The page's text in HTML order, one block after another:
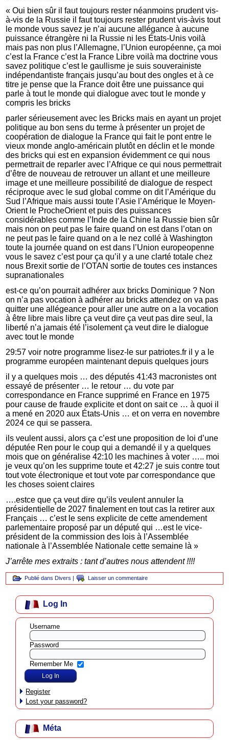
« Oui bien sûr il faut toujours rester néanmoins prudent vis-
à-vis de la Russie il faut toujours rester prudent vis-àvis tout
le monde vous savez je n’ai aucune allégance à aucune
puissance étrangère ni la Russie ni les États-Unis voilà
mais pas non plus l’Allemagne, l’Union européenne, ça moi
c’est la France c’est la France Libre voilà ma doctrine vous
savez politique c’est le gaullisme je suis souverainiste
indépendantiste français jusqu’au bout des ongles et à ce
titre je pense que la France doit être une puissance qui
parle à tout le monde qui dialogue avec tout le monde y
compris les bricks
parler sérieusement avec les Bricks mais en ayant un projet
politique au bon sens du terme à présenter un projet de
coopération de dialogue la France qui fait le pont entre le
vieux monde anglo-américain plutôt en déclin et le monde
des bricks qui est en expansion évidemment ce qui nous
permettrait de reparler avec l’Afrique ce qui nous permettrait
d’être de nouveau de retrouver un allant et une meilleure
image et une meilleure possibilité de dialogue de respect
réciproque avec le sud global comme on dit l’Amérique du
Sud l’Afrique mais aussi toute l’Asie l’Amérique le Moyen-
Orient le ProcheOrient et puis des puissances
considérables comme l’Inde de la Chine la Russie bien sûr
mais non on peut pas le faire quand on est dans l’otan on
ne peut pas le faire quand on a le nez collé à Washington
toute la journée quand on est dans l’Union europeopenne
vous le savez c’est pour ça qu’il y a une clarté totale chez
nous Brexit sortie de l’OTAN sortie de toutes ces instances
supranationales
est-ce qu’on pourrait adhérer aux bricks Dominique ? Non
on n’a pas vocation à adhérer au bricks attendez on va pas
quitter une allégeance pour aller une autre on a la vocation
à être libre mais libre ça veut dire ça veut pas dire seul, la
liberté n’a jamais été l’isolement ça veut dire le dialogue
avec tout le monde
29:57 voir notre programme lisez-le sur patriotes.fr il y a le
programme européen maintenant depuis quelques jours
il y a quelques mois … des députés 41:43 macronistes ont
essayé de présenter … le retour … du vote par
correspondance en France supprimé en France en 1975
pour cause de fraude explicite et dont on sait ce … à quoi il
a mené en 2020 aux États-Unis … et on verra en novembre
2024 ce qui se passera.
ils veulent aussi, alors ça c’est une proposition de loi d’une
députée Ren pour le coup qui a demandé il y a quelques
mois que on généralise 42:10 les machines à voter ….. moi
je veux qu’on les supprime toute et 42:27 je suis contre tout
tout vote électronique et tout vote par correspondance que
les choses soient claires
….estce que ça veut dire qu’ils veulent annuler la
présidentielle de 2027 finalement en tout cas la retirer aux
Français … c’est le sens explicite de cette amendement
parlementaire proposé par un député qui …est le vice-
président de la commission des lois à l’Assemblée
nationale à l’Assemblée Nationale cette semaine là »
J’arrête mes extraits : tant d’autres nous attendent !!!!
Publié dans Divers | Laisser un commentaire
Log In
Username
Password
Remember Me
Register
Lost your password?
Méta